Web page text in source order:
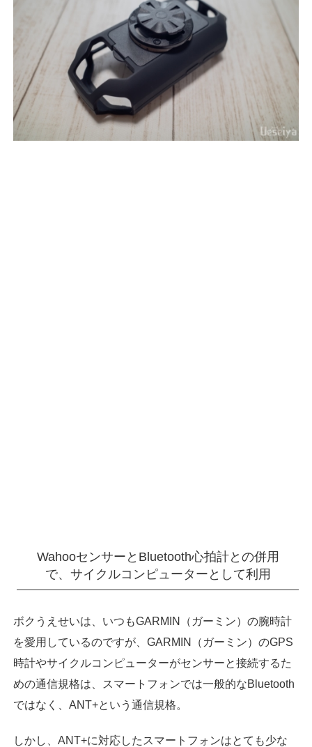
WahooセンサーとBluetooth心拍計との併用
で、サイクルコンピューターとして利用
ボクうえせいは、いつもGARMIN（ガーミン）の腕時計
を愛用しているのですが、GARMIN（ガーミン）のGPS
時計やサイクルコンピューターがセンサーと接続するた
めの通信規格は、スマートフォンでは一般的なBluetooth
ではなく、ANT+という通信規格。
しかし、ANT+に対応したスマートフォンはとても少な